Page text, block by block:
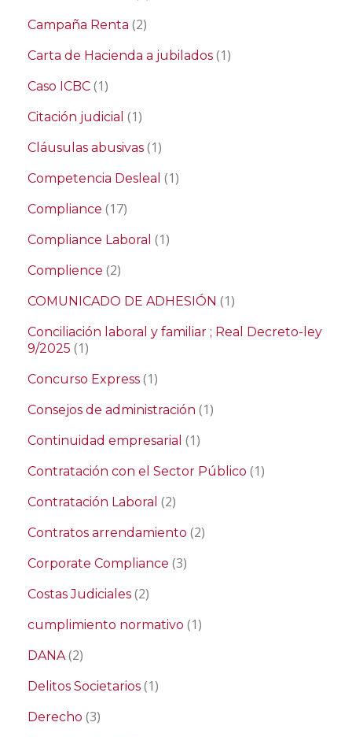
Campaña Renta (2)
Carta de Hacienda a jubilados (1)
Caso ICBC (1)
Citación judicial (1)
Cláusulas abusivas (1)
Competencia Desleal (1)
Compliance (17)
Compliance Laboral (1)
Complience (2)
COMUNICADO DE ADHESIÓN (1)
Conciliación laboral y familiar ; Real Decreto-ley
9/2025 (1)
Concurso Express (1)
Consejos de administración (1)
Continuidad empresarial (1)
Contratación con el Sector Público (1)
Contratación Laboral (2)
Contratos arrendamiento (2)
Corporate Compliance (3)
Costas Judiciales (2)
cumplimiento normativo (1)
DANA(2)
Delitos Societarios (1)
Derecho (3)